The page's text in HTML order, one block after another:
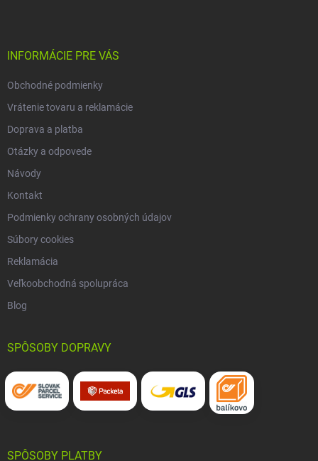
INFORMÁCIE PRE VÁS
Obchodné podmienky
Vrátenie tovaru a reklamácie
Doprava a platba
Otázky a odpovede
Návody
Kontakt
Podmienky ochrany osobných údajov
Súbory cookies
Reklamácia
Veľkoobchodná spolupráca
Blog
SPÔSOBY DOPRAVY
SPÔSOBY PLATBY